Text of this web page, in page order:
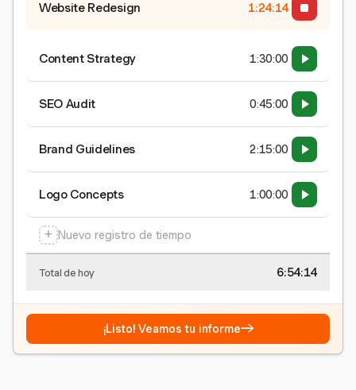
Website Redesign 1:24:15
Content Strategy 1:30:00
SEO Audit 0:45:00
Brand Guidelines 2:15:00
Logo Concepts 1:00:00
+ Nuevo registro de tiempo
Total de hoy 6:54:15
¡Listo! Veamos tu informe→